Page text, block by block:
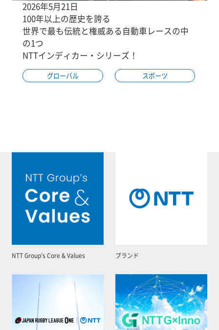
2026年5月21日
100年以上の歴史を誇る
世界で最も伝統と権威ある自動車レースの中
の1つ
NTTインディカー・シリーズ！
グローバル スポーツ
NTT Group’s Core & Values ブランド